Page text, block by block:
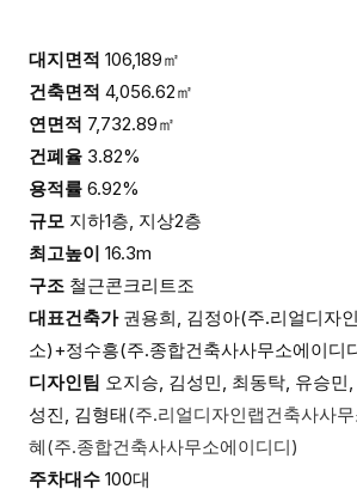
대지면적 106,189㎡
건축면적 4,056.62㎡
연면적 7,732.89㎡
건폐율 3.82%
용적률 6.92%
규모 지하1층, 지상2층
최고높이 16.3m
구조 철근콘크리트조
대표건축가 권용희, 김정아(주.리얼디자
소)+정수흥(주.종합건축사사무소에이디
디자인팀 오지승, 김성민, 최동탁, 유승민,
성진, 김형태(주.리얼디자인랩건축사사
혜(주.종합건축사사무소에이디디)
주차대수 100대